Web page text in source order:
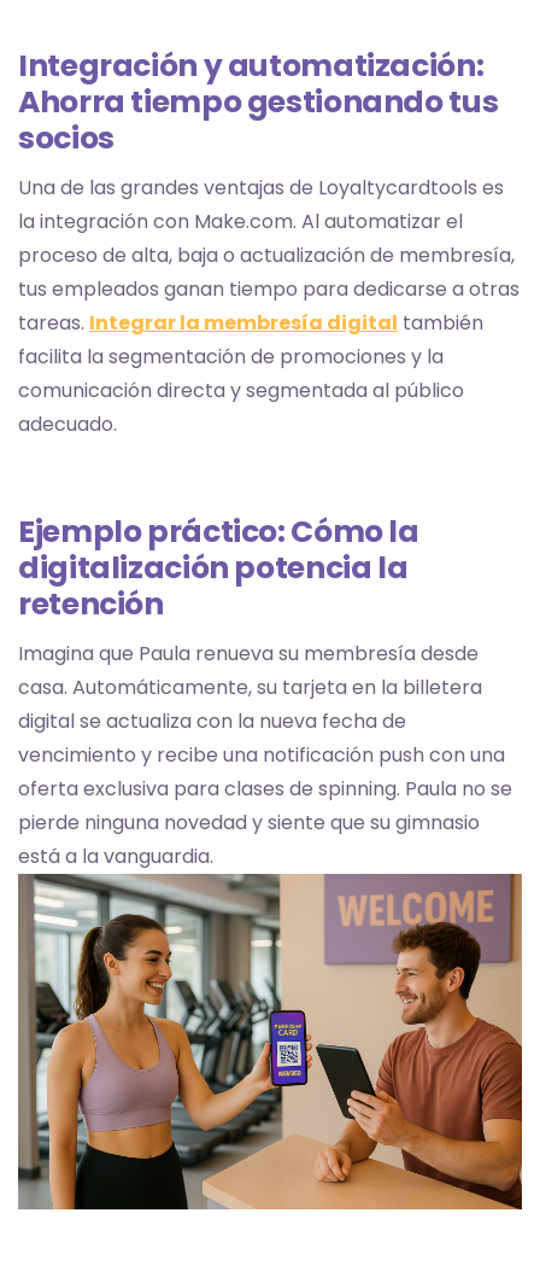
Integración y automatización:
Ahorra tiempo gestionando tus
socios
Una de las grandes ventajas de Loyaltycardtools es
la integración con Make.com. Al automatizar el
proceso de alta, baja o actualización de membresía,
tus empleados ganan tiempo para dedicarse a otras
tareas. Integrar la membresía digital también
facilita la segmentación de promociones y la
comunicación directa y segmentada al público
adecuado.
Ejemplo práctico: Cómo la
digitalización potencia la
retención
Imagina que Paula renueva su membresía desde
casa. Automáticamente, su tarjeta en la billetera
digital se actualiza con la nueva fecha de
vencimiento y recibe una notificación push con una
oferta exclusiva para clases de spinning. Paula no se
pierde ninguna novedad y siente que su gimnasio
está a la vanguardia.